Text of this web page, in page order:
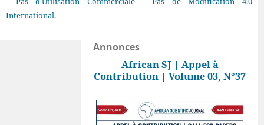
International.
Annonces
African SJ | Appel à
Contribution | Volume 03, N°37